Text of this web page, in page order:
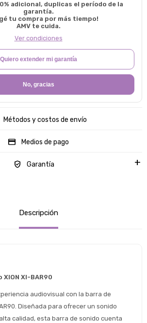
adicional, duplicas el período de la
garantía.
tu compra por más tiempo!
AMV te cuida.
Ver condiciones
Quiero extender mi garantía
No, gracias
Métodos y costos de envío
Medios de pago
Garantía
Descripción
XION XI-BAR90
audiovisual con la barra de
Diseñada para ofrecer un sonido
calidad, esta barra de sonido cuenta